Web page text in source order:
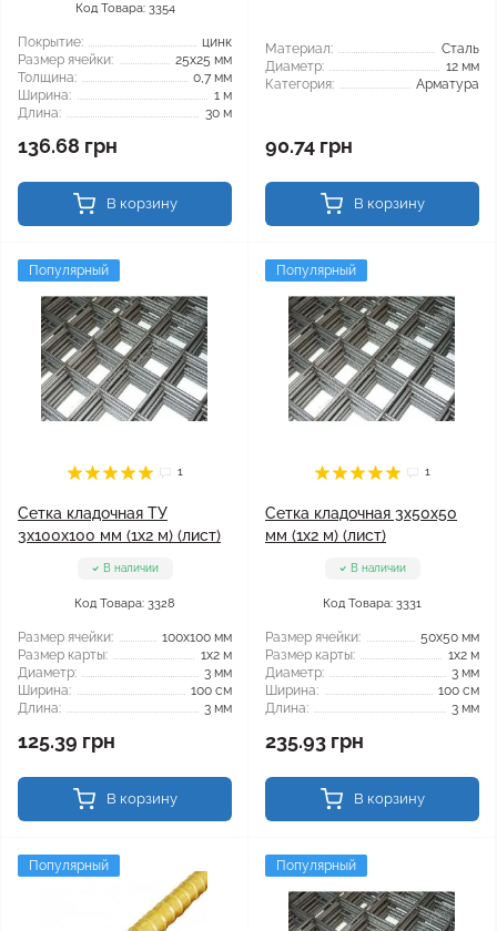
Код Товара: 3354
Покрытие:
цинк
Размер ячейки:
25x25 мм
Толщина:
0,7 мм
Ширина:
1 м
Длина:
30 м
136.68 грн
В корзину
Материал:
Сталь
Диаметр:
12 мм
Категория:
Арматура
90.74 грн
В корзину
Популярный
1
Сетка кладочная ТУ
3x100x100 мм (1x2 м) (лист)
В наличии
Код Товара: 3328
Размер ячейки:
100x100 мм
Размер карты:
1x2 м
Диаметр:
3 мм
Ширина:
100 см
Длина:
3 мм
125.39 грн
В корзину
Популярный
1
Сетка кладочная 3x50x50
мм (1x2 м) (лист)
В наличии
Код Товара: 3331
Размер ячейки:
50x50 мм
Размер карты:
1x2 м
Диаметр:
3 мм
Ширина:
100 см
Длина:
3 мм
235.93 грн
В корзину
Популярный Популярный